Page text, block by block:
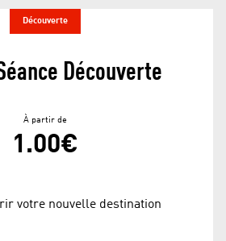
Découverte
Découverte
À partir de
1.00€
votre nouvelle destination